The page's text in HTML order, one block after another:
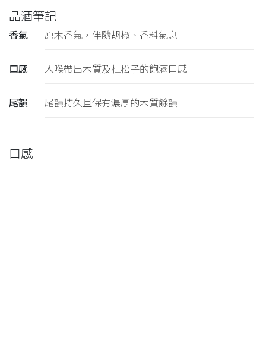
品酒筆記
香氣 原木香氣，伴隨胡椒、香料氣息
口感 入喉帶出木質及杜松子的飽滿口感
尾韻 尾韻持久且保有濃厚的木質餘韻
口感